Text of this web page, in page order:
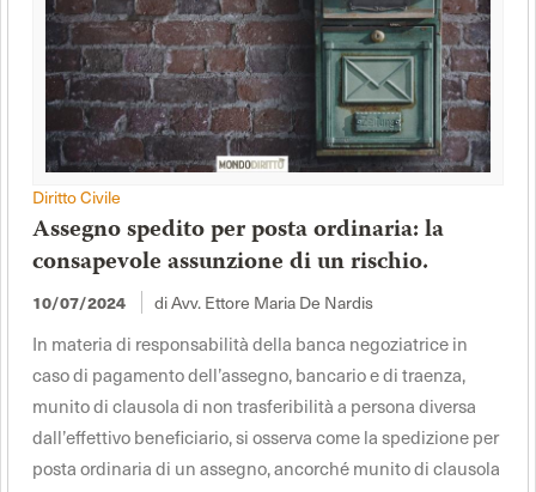
Diritto Civile
Assegno spedito per posta ordinaria: la
consapevole assunzione di un rischio.
10/07/2024 di Avv. Ettore Maria De Nardis
In materia di responsabilità della banca negoziatrice in
caso di pagamento dell’assegno, bancario e di traenza,
munito di clausola di non trasferibilità a persona diversa
dall’effettivo beneficiario, si osserva come la spedizione per
posta ordinaria di un assegno, ancorché munito di clausola